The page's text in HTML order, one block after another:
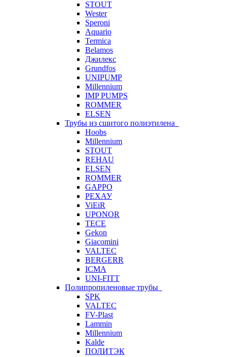
STOUT
Wester
Speroni
Aquario
Termica
Belamos
Джилекс
Grundfos
UNIPUMP
Millennium
IMP PUMPS
ROMMER
ELSEN
Трубы из сшитого полиэтилена
Hoobs
Millennium
STOUT
REHAU
ELSEN
ROMMER
GAPPO
РЕХАУ
ViEiR
UPONOR
TECE
Gekon
Giacomini
VALTEC
BERGERR
ICMA
UNI-FITT
Полипропиленовые трубы
SPK
VALTEC
FV-Plast
Lammin
Millennium
Kalde
ПОЛИТЭК